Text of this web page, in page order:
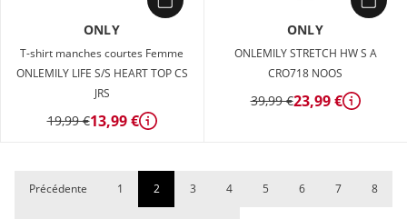
ONLY
T-shirt manches courtes Femme
ONLEMILY LIFE S/S HEART TOP CS
JRS
19,99 €13,99 € Détails
ONLY
ONLEMILY STRETCH HW S A
CRO718 NOOS
39,99 €23,99 € Détails
Précédente 1 2 3 4 5 6 7 8